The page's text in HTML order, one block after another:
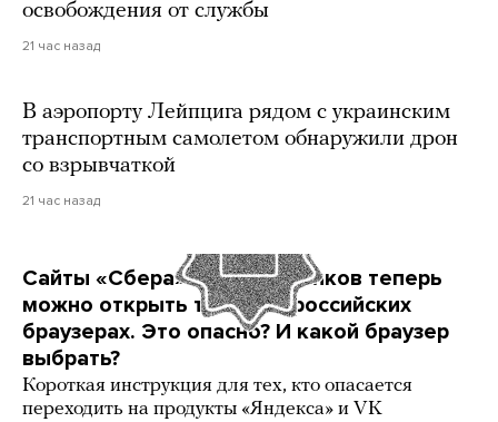
освобождения от службы
21 час назад
В аэропорту Лейпцига рядом с украинским
транспортным самолетом обнаружили дрон
со взрывчаткой
21 час назад
Сайты «Сбера» и других банков теперь
можно открыть только в российских
браузерах. Это опасно? И какой браузер
выбрать?
Короткая инструкция для тех, кто опасается
переходить на продукты «Яндекса» и VK